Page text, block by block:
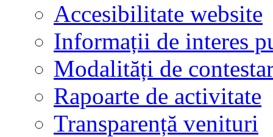
Accesibilitate website
Informații de interes
Modalități de
Rapoarte de activitate
Transparență venituri